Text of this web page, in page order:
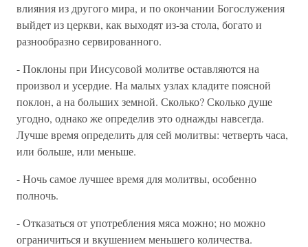
влияния из другого мира, и по окончании Богослужения
выйдет из церкви, как выходят из-за стола, богато и
разнообразно сервированного.
- Поклоны при Иисусовой молитве оставляются на
произвол и усердие. На малых узлах кладите поясной
поклон, а на больших земной. Сколько? Сколько душе
угодно, однако же определив это однажды навсегда.
Лучше время определить для сей молитвы: четверть часа,
или больше, или меньше.
- Ночь самое лучшее время для молитвы, особенно
полночь.
- Отказаться от употребления мяса можно; но можно
ограничиться и вкушением меньшего количества.